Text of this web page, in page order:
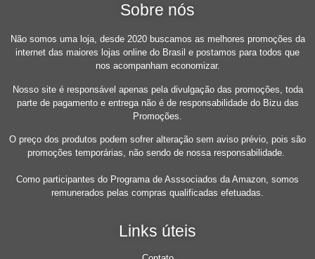
Sobre nós
Não somos uma loja, desde 2020 buscamos as melhores promoções da
internet das maiores lojas online do Brasil e postamos para todos que
nos acompanham economizar.
Nosso site é responsável apenas pela divulgação das promoções, toda
parte de pagamento e entrega não é de responsabilidade do Bizu das
Promoções.
O preço dos produtos podem sofrer alteração sem aviso prévio, pois são
promoções temporárias, não sendo de nossa responsabilidade.
Como participantes do Programa de Asssociados da Amazon, somos
remunerados pelas compras qualificadas efetuadas.
Links úteis